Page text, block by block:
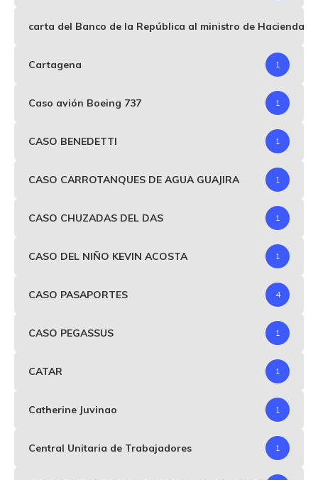
carta del Banco de la República al ministro de Hacienda
Cartagena 1
Caso avión Boeing 737 1
CASO BENEDETTI 1
CASO CARROTANQUES DE AGUA GUAJIRA 1
CASO CHUZADAS DEL DAS 1
CASO DEL NIÑO KEVIN ACOSTA 1
CASO PASAPORTES 4
CASO PEGASSUS 1
CATAR 1
Catherine Juvinao 1
Central Unitaria de Trabajadores 1